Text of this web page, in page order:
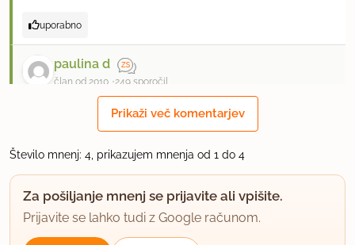
uporabno
paulina d
član od 2010 249 sporočil
Jaz uporabljam ponavadi kar instant, zato se mi je
zdelo to preveč časa.
uporabno
Prikaži več komentarjev
Število mnenj: 4, prikazujem mnenja od 1 do 4
Za pošiljanje mnenj se prijavite ali vpišite.
Prijavite se lahko tudi z Google računom.